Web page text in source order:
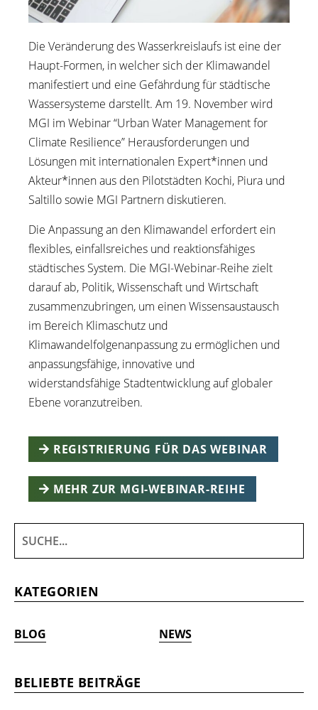
Die Veränderung des Wasserkreislaufs ist eine der
Haupt-Formen, in welcher sich der Klimawandel
manifestiert und eine Gefährdung für städtische
Wassersysteme darstellt. Am 19. November wird
MGI im Webinar “Urban Water Management for
Climate Resilience” Herausforderungen und
Lösungen mit internationalen Expert*innen und
Akteur*innen aus den Pilotstädten Kochi, Piura und
Saltillo sowie MGI Partnern diskutieren.
Die Anpassung an den Klimawandel erfordert ein
flexibles, einfallsreiches und reaktionsfähiges
städtisches System. Die MGI-Webinar-Reihe zielt
darauf ab, Politik, Wissenschaft und Wirtschaft
zusammenzubringen, um einen Wissensaustausch
im Bereich Klimaschutz und
Klimawandelfolgenanpassung zu ermöglichen und
anpassungsfähige, innovative und
widerstandsfähige Stadtentwicklung auf globaler
Ebene voranzutreiben.
REGISTRIERUNG FÜR DAS WEBINAR
MEHR ZUR MGI-WEBINAR-REIHE
KATEGORIEN
BLOG NEWS
BELIEBTE BEITRÄGE